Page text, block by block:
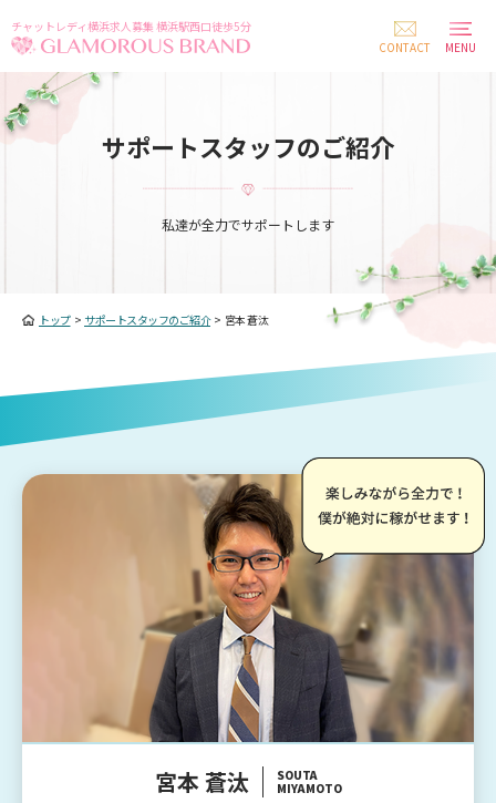
チャットレディ横浜求人募集 横浜駅西口徒歩5分
CONTACT
MENU
サポートスタッフのご紹介
私達が全力でサポートします
トップ> サポートスタッフのご紹介> 宮本 蒼汰
宮本 蒼汰
SOUTA
MIYAMOTO